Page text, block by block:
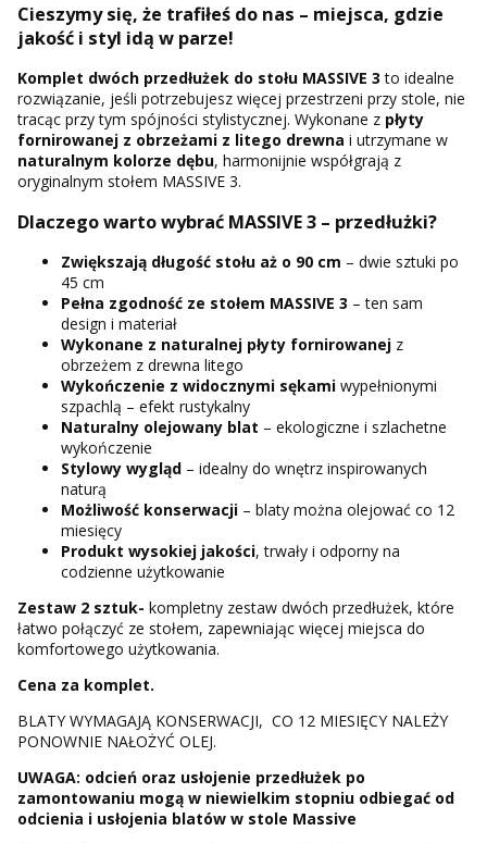
Cieszymy się, że trafiłeś do nas – miejsca, gdzie
jakość i styl idą w parze!
Komplet dwóch przedłużek do stołu MASSIVE 3 to idealne
rozwiązanie, jeśli potrzebujesz więcej przestrzeni przy stole, nie
tracąc przy tym spójności stylistycznej. Wykonane z płyty
fornirowanej z obrzeżami z litego drewna i utrzymane w
naturalnym kolorze dębu, harmonijnie współgrają z
oryginalnym stołem MASSIVE 3.
Dlaczego warto wybrać MASSIVE 3 – przedłużki?
Zwiększają długość stołu aż o 90 cm – dwie sztuki po
45 cm
Pełna zgodność ze stołem MASSIVE 3 – ten sam
design i materiał
Wykonane z naturalnej płyty fornirowanej z
obrzeżem z drewna litego
Wykończenie z widocznymi sękami wypełnionymi
szpachlą – efekt rustykalny
Naturalny olejowany blat – ekologiczne i szlachetne
wykończenie
Stylowy wygląd – idealny do wnętrz inspirowanych
naturą
Możliwość konserwacji – blaty można olejować co 12
miesięcy
Produkt wysokiej jakości, trwały i odporny na
codzienne użytkowanie
Zestaw 2 sztuk- kompletny zestaw dwóch przedłużek, które
łatwo połączyć ze stołem, zapewniając więcej miejsca do
komfortowego użytkowania.
Cena za komplet.
BLATY WYMAGAJĄ KONSERWACJI, CO 12 MIESIĘCY NALEŻY
PONOWNIE NAŁOŻYĆ OLEJ.
UWAGA: odcień oraz usłojenie przedłużek po
zamontowaniu mogą w niewielkim stopniu odbiegać od
odcienia i usłojenia blatów w stole Massive